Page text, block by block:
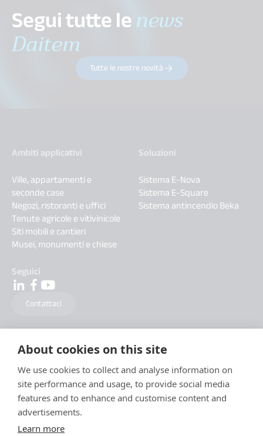
About cookies on this site
We use cookies to collect and analyse information on
site performance and usage, to provide social media
features and to enhance and customise content and
advertisements.
Learn more
Segui tutte lenews
Daitem
Tutte le nostre novità
Ambiti applicativi
Ville, appartamenti e
seconde case
Negozi, ristoranti e uffici
Tenute agricole e vitivinicole
Siti mobili e cantieri
Musei, monumenti e chiese
Soluzioni
Sistema E-Nova
Sistema E-Square
Sistema antincendio Beka
Seguici
Contattaci